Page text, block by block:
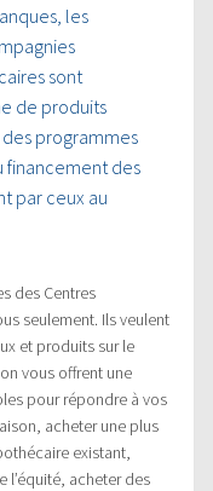
les
sont
de produits
programmes
financement des
par ceux au
des Centres
seulement. Ils veulent
et produits sur le
vous offrent une
pour répondre à vos
acheter une plus
existant,
l’équité, acheter des